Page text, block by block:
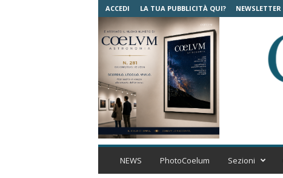
ACCEDI LA TUA PUBBLICITÀ QUI? NEWSLETTER
C
NEWS PhotoCoelum Sezioni